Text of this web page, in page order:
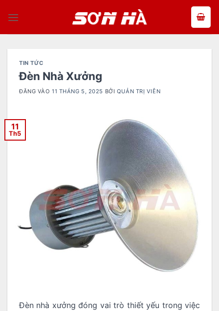
qua
TIN TỨC
Đèn Nhà Xưởng
ĐĂNG VÀO11 THÁNG 5, 2025 BỞI QUẢN TRỊ VIÊN
11
Th5
Đèn nhà xưởng đóng vai trò thiết yếu trong việc